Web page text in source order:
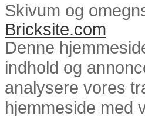
Skivum og
Bricksite.com
Denne
indhold og
analysere vores
hjemmeside med